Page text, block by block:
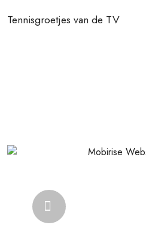
Tennisgroetjes van de TV
Previous